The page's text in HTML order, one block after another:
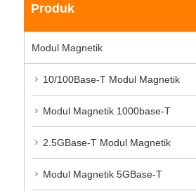
Produk
Modul Magnetik
10/100Base-T Modul Magnetik
Modul Magnetik 1000base-T
2.5GBase-T Modul Magnetik
Modul Magnetik 5GBase-T